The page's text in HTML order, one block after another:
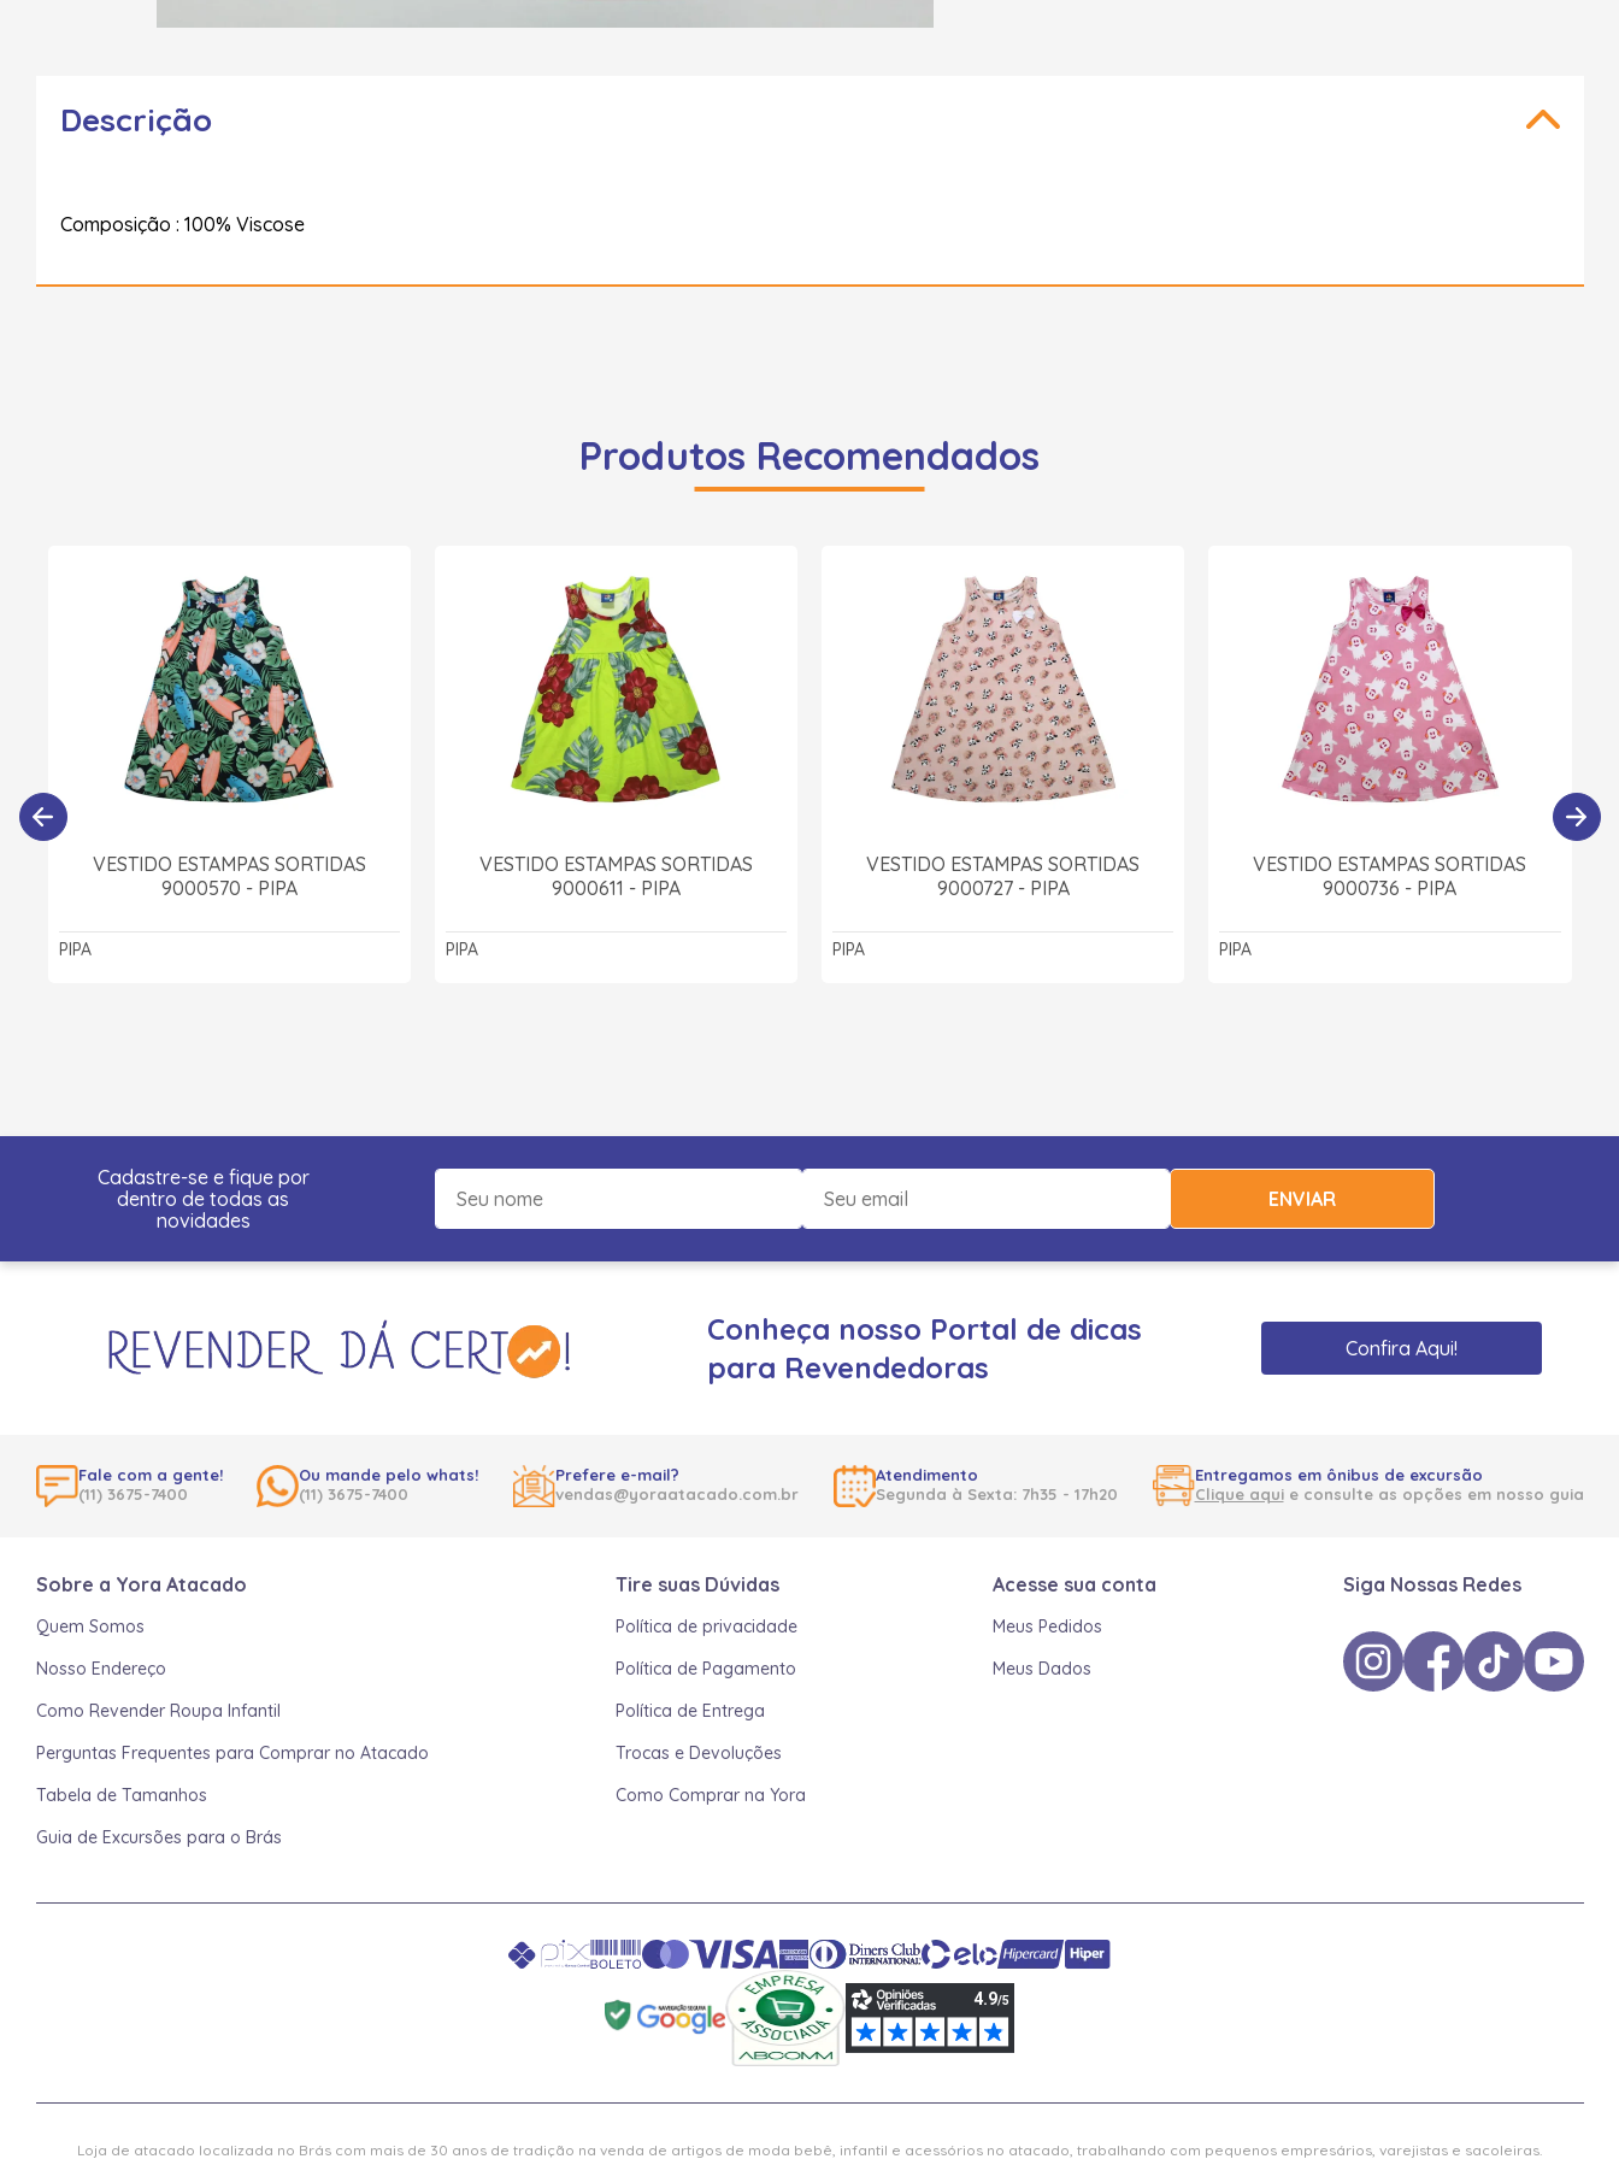
Descrição
Composição : 100% Viscose
Produtos Recomendados
VESTIDO ESTAMPAS SORTIDAS
9000570 - PIPA
PIPA
VESTIDO ESTAMPAS SORTIDAS
9000611 - PIPA
PIPA
VESTIDO ESTAMPAS SORTIDAS
9000727 - PIPA
PIPA
VESTIDO ESTAMPAS SORTIDAS
9000736 - PIPA
PIPA
Cadastre-se e fique por
dentro de todas as
novidades
ENVIAR
Conheça nosso Portal de dicas
para Revendedoras
Confira Aqui!
Fale com a gente!
(11) 3675-7400
Ou mande pelo whats!
(11) 3675-7400
Prefere e-mail?
vendas@yoraatacado.com.br
Atendimento
Segunda à Sexta: 7h35 - 17h20
Entregamos em ônibus de excursão
Clique aquie consulte as opções em nosso guia
Sobre a Yora Atacado
Quem Somos
Nosso Endereço
Como Revender Roupa Infantil
Perguntas Frequentes para Comprar no Atacado
Tabela de Tamanhos
Guia de Excursões para o Brás
Tire suas Dúvidas
Política de privacidade
Política de Pagamento
Política de Entrega
Trocas e Devoluções
Como Comprar na Yora
Acesse sua conta
Meus Pedidos
Meus Dados
Siga Nossas Redes
Loja de atacado localizada no Brás com mais de 30 anos de tradição na venda de artigos de moda bebê, infantil e acessórios no atacado, trabalhando com pequenos empresários, varejistas e sacoleiras.